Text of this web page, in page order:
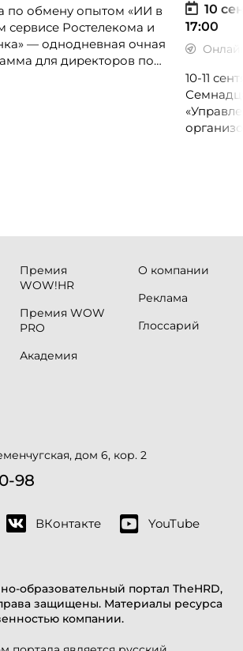
по обмену опытом «ИИ в
сервисе Ростелекома и
— однодневная очная
для директоров по
10
17:00
10-11
образовательный портал TheHRD,
права защищены. Материалы ресурса
компании.
Премия
WOW!HR
Премия WOW
PRO
Академия
О компании
Реклама
Глоссарий
дом 6, кор. 2
98
ВКонтакте YouTube